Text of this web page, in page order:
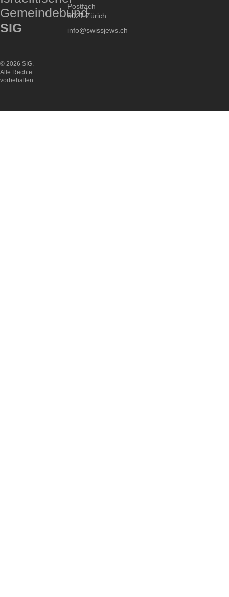
Gemeindebund
SIG
Postfach
8027 Zürich
info@swissjews.ch
© 2026 SIG.
Alle Rechte
vorbehalten.